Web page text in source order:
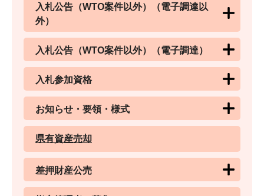
入札公告（WTO案件以外）（電子調達以
外）
入札公告（WTO案件以外）（電子調達）
入札参加資格
お知らせ・要領・様式
県有資産売却
差押財産公売